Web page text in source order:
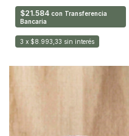
$21.584 con Transferencia
Bancaria
3 x $8.993,33 sin interés